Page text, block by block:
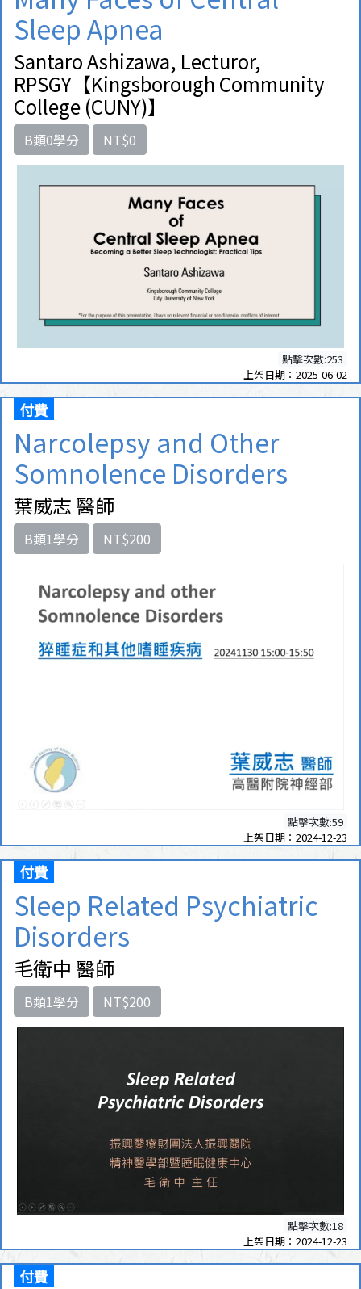
Sleep Apnea
Santaro Ashizawa, Lecturor,
RPSGY【Kingsborough Community
College (CUNY)】
B類0學分 NT$0
點擊次數:253
上架日期：2025-06-02
付費
Narcolepsy and Other
Somnolence Disorders
葉威志 醫師
B類1學分 NT$200
點擊次數:59
上架日期：2024-12-23
付費
Sleep Related Psychiatric
Disorders
毛衛中 醫師
B類1學分 NT$200
點擊次數:18
上架日期：2024-12-23
付費